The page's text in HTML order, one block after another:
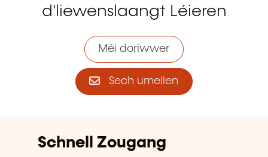
d'liewenslaangt Léieren
Méi doriwwer
Sech umellen
Schnell Zougang